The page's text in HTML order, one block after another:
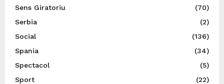
Sens Giratoriu
(70)
Serbia
(2)
Social
(136)
Spania
(34)
Spectacol
(5)
Sport
(22)